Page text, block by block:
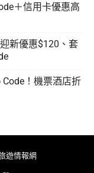
＋信用卡優惠高
新優惠$120、套
！機票酒店折
遊情報網